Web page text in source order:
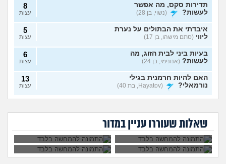
תדירות סקס, מה אפשר
לעשות?
(נשוי, בן 28)
8
עצות
איבדתי את הבתולים על נערת
ליווי (סתם מישהו, בן 17)
5
עצות
בעיות ביני לבית הזוג, מה
לעשות? (אנונימי, בן 24)
6
עצות
האם להיות חרמנית בגילי
נורמאלי?
(Hayatov, בת 40)
13
עצות
בטעות "התעוררתי" מאחת
סוטה, בן 18)
6 שנים יחד עם הבן זוג, והוא
לא מסתכל עליי ולא חושק בי,
מה לעשות?
(כינוי, בת 26)
9
שאלות שעוררו עניין במדור
נפרדנו ברע ויש אצלו
לעשות?
שכבתי עם מלא
במחלות מין, לספר?
כדאי ללכת לנער
ליווי?
יותר רזה. מה לעשות?